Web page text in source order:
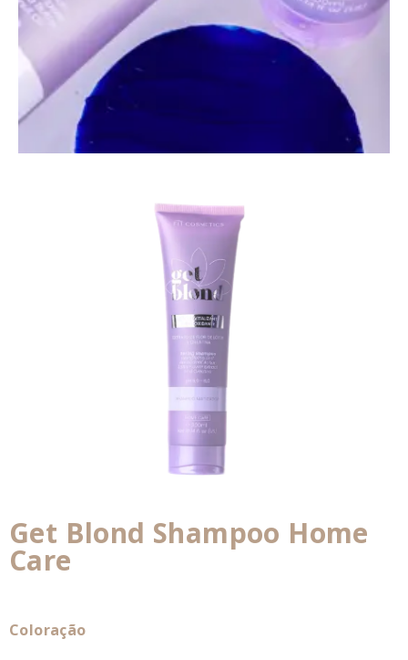
Get Blond Shampoo Home
Care
Coloração